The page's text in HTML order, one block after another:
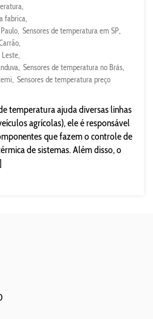
fabrica
Sensores de temperatura em SP
Leste
Sensores de temperatura no Brás
Sensores de temperatura preço
temperatura ajuda diversas linhas
agrícolas), ele é responsável
que fazem o controle de
de sistemas. Além disso, o